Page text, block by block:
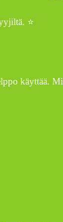
⭐
käyttää.